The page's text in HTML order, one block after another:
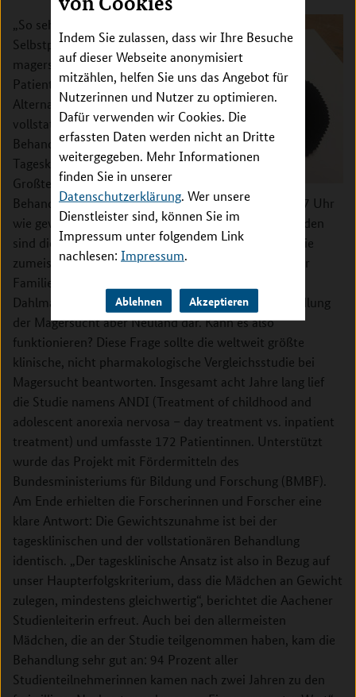
Indem Sie zulassen, dass wir Ihre Besuche
auf dieser Webseite anonymisiert
mitzählen, helfen Sie uns das Angebot für
Nutzerinnen und Nutzer zu optimieren.
Dafür verwenden wir Cookies. Die
erfassten Daten werden nicht an Dritte
weitergegeben. Mehr Informationen
finden Sie in unserer
Datenschutzerklärung. Wer unsere
Dienstleister sind, können Sie im
Impressum unter folgendem Link
nachlesen: Impressum.
Ablehnen Akzeptieren
„So sehe ich mich.“ –
Selbstporträt einer
magersüchtigen
Patientin.Eine
Alternative zur
vollstationären
Behandlung ist eine
Tagesklinik. „Ein
Großteil der
Behandlung erfolgt dabei tagsüber zwischen 8 und 17 Uhr
wie gewohnt in der Klinik. Abends und an Wochenenden
sind die Betroffenen aber zu Hause. Der Vorteil ist: Die
zumeist langwierige und schwierige Trennung von der
Familie wird so deutlich reduziert“, erklärt Herpertz-
Dahlmann. Eine solche Therapie stellt für die Behandlung
der Magersucht aber Neuland dar. Kann es also
funktionieren? Diese Frage sollte die weltweit größte
klinische, nicht pharmakologische Vergleichsstudie bei
Magersucht beantworten. Insgesamt acht Jahre lang lief
die Studie namens ANDI (Treatment of childhood and
adolescent anorexia nervosa – day treatment vs. inpatient
treatment) und umfasste 172 Patientinnen. Unterstützt
wurde das Projekt mit Fördermitteln des
Bundesministeriums für Bildung und Forschung (BMBF).
Am Ende erhielten die Forscherinnen und Forscher eine
klare Antwort: Die Gewichtszunahme ist bei der
tagesklinischen und der vollstationären Behandlung
identisch. „Der tagesklinische Ansatz ist also in Bezug auf
unser Haupterfolgskriterium, dass die Mädchen an Gewicht
zulegen, mindestens gleichwertig“, berichtet die Aachener
Studienleiterin erfreut. Auch bei den allermeisten
Mädchen, die an der Studie teilgenommen haben, kam die
Behandlung sehr gut an: 94 Prozent aller
Studienteilnehmerinnen kamen nach zwei Jahren zu den